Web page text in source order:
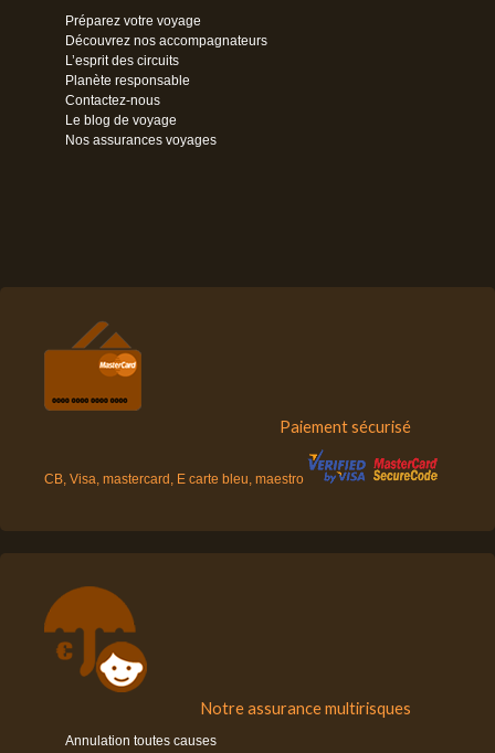
Préparez votre voyage
Découvrez nos accompagnateurs
L’esprit des circuits
Planète responsable
Contactez-nous
Le blog de voyage
Nos assurances voyages
Paiement sécurisé
CB, Visa, mastercard, E carte bleu, maestro
Notre assurance multirisques
Annulation toutes causes